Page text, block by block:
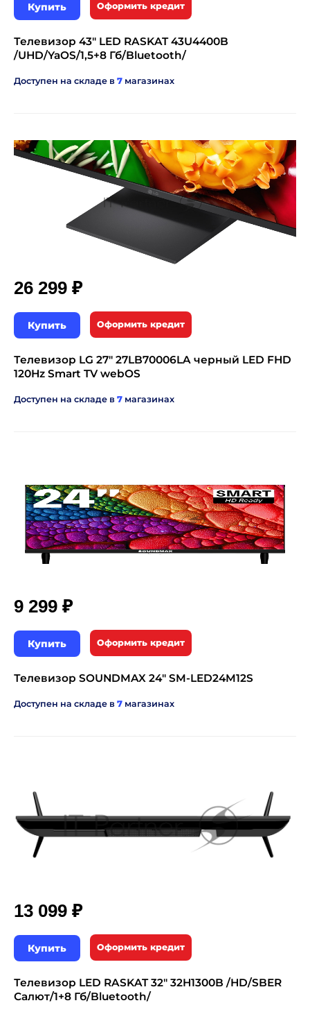
Купить Оформить кредит
Телевизор 43" LED RASKAT 43U4400B
/UHD/YaOS/1,5+8 Гб/Bluetooth/
Доступен на складе в 7 магазинах
26 299 ₽
Купить Оформить кредит
Телевизор LG 27" 27LB70006LA черный LED FHD
120Hz Smart TV webOS
Доступен на складе в 7 магазинах
9 299 ₽
Купить Оформить кредит
Телевизор SOUNDMAX 24" SM-LED24M12S
Доступен на складе в 7 магазинах
13 099 ₽
Купить Оформить кредит
Телевизор LED RASKAT 32" 32H1300B /HD/SBER
Салют/1+8 Гб/Bluetooth/